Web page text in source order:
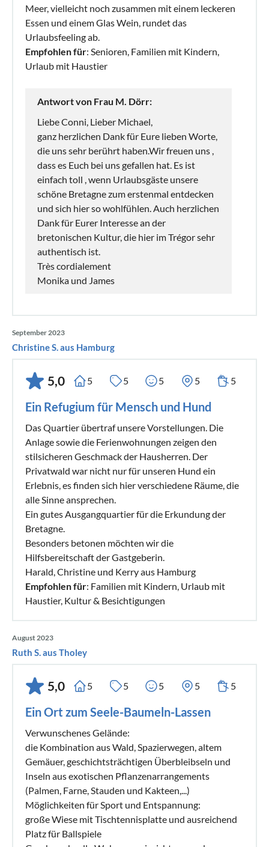
Meer, vielleicht noch zusammen mit einem leckeren
Essen und einem Glas Wein, rundet das
Urlaubsfeeling ab.
Empfohlen für: Senioren, Familien mit Kindern,
Urlaub mit Haustier
Antwort von Frau M. Dörr:
Liebe Conni, Lieber Michael,
ganz herzlichen Dank für Eure lieben Worte,
die uns sehr berührt haben.Wir freuen uns ,
dass es Euch bei uns gefallen hat. Es ist
einfach toll , wenn Urlaubsgäste unsere
schöne Bretagne zum erstenmal entdecken
und sich hier so wohlfühlen. Auch herzlichen
Dank für Eurer Interesse an der
bretonischen Kultur, die hier im Trégor sehr
authentisch ist.
Très cordialement
Monika und James
September 2023
Christine S. aus Hamburg
5,0 5 5 5 5 5
Ein Refugium für Mensch und Hund
Das Quartier übertraf unsere Vorstellungen. Die
Anlage sowie die Ferienwohnungen zeigen den
stilsicheren Geschmack der Hausherren. Der
Privatwald war nicht nur für unseren Hund ein
Erlebnis, es finden sich hier verschiedene Räume, die
alle Sinne ansprechen.
Ein gutes Ausgangquartier für die Erkundung der
Bretagne.
Besonders betonen möchten wir die
Hilfsbereitschaft der Gastgeberin.
Harald, Christine und Kerry aus Hamburg
Empfohlen für: Familien mit Kindern, Urlaub mit
Haustier, Kultur & Besichtigungen
August 2023
Ruth S. aus Tholey
5,0 5 5 5 5 5
Ein Ort zum Seele-Baumeln-Lassen
Verwunschenes Gelände:
die Kombination aus Wald, Spazierwegen, altem
Gemäuer, geschichtsträchtigen Überbleibseln und
Inseln aus exotischen Pflanzenarrangements
(Palmen, Farne, Stauden und Kakteen,...)
Möglichkeiten für Sport und Entspannung:
große Wiese mit Tischtennisplatte und ausreichend
Platz für Ballspiele